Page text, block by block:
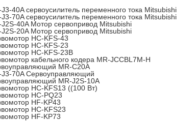
J3-40A сервоусилитель переменного тока Mitsubishi
J3-70A сервоусилитель переменного тока Mitsubishi
J2S-40A Мотор сервопривод Mitsubishi
J2S-20A Мотор сервопривод Mitsubishi
HC-KFS-43
HC-KFS-23
HC-KFS-23B
кабельного кодера MR-JCCBL7M-H
MR-C20A
J3-70A Сервоуправляющий
MR-J2S-10A
HC-KFS13 ((100 Вт)
HC-PQ23
HF-KP43
HC-KFS23
HF-KP73